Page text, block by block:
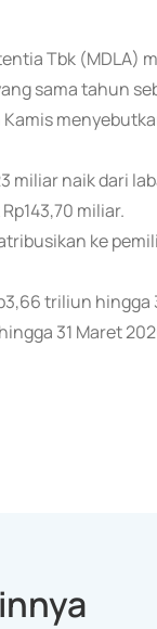
Tbk (MDLA)
sama tahun
miliar naik dari
miliar.
ke
triliun hingga
31 Maret